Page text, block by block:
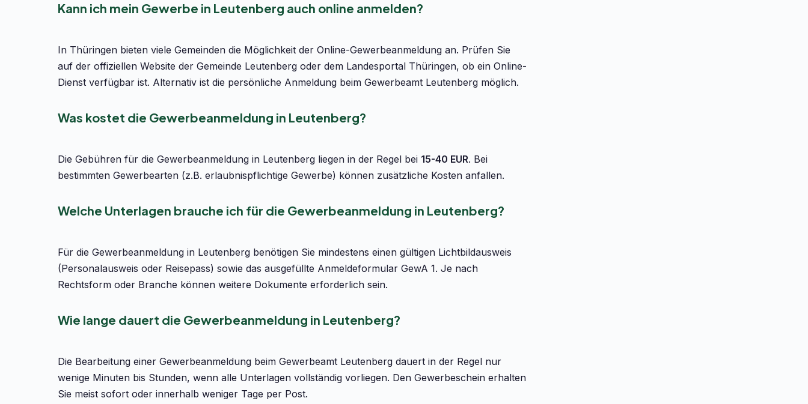
Kann ich mein Gewerbe in Leutenberg auch online anmelden?
In Thüringen bieten viele Gemeinden die Möglichkeit der Online-Gewerbeanmeldung an. Prüfen Sie
auf der offiziellen Website der Gemeinde Leutenberg oder dem Landesportal Thüringen, ob ein Online-
Dienst verfügbar ist. Alternativ ist die persönliche Anmeldung beim Gewerbeamt Leutenberg möglich.
Was kostet die Gewerbeanmeldung in Leutenberg?
Die Gebühren für die Gewerbeanmeldung in Leutenberg liegen in der Regel bei 15-40 EUR. Bei
bestimmten Gewerbearten (z.B. erlaubnispflichtige Gewerbe) können zusätzliche Kosten anfallen.
Welche Unterlagen brauche ich für die Gewerbeanmeldung in Leutenberg?
Für die Gewerbeanmeldung in Leutenberg benötigen Sie mindestens einen gültigen Lichtbildausweis
(Personalausweis oder Reisepass) sowie das ausgefüllte Anmeldeformular GewA 1. Je nach
Rechtsform oder Branche können weitere Dokumente erforderlich sein.
Wie lange dauert die Gewerbeanmeldung in Leutenberg?
Die Bearbeitung einer Gewerbeanmeldung beim Gewerbeamt Leutenberg dauert in der Regel nur
wenige Minuten bis Stunden, wenn alle Unterlagen vollständig vorliegen. Den Gewerbeschein erhalten
Sie meist sofort oder innerhalb weniger Tage per Post.